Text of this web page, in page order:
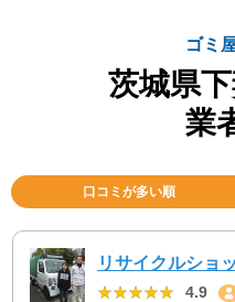
ゴミ
茨城県
業
口コミが多い順
リサイクルショ
★★★★★
★★★★★ 4.9